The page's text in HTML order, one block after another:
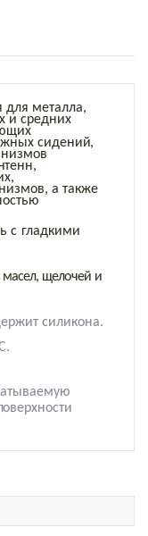
для металла,
х исредних
щих
жных сидений,
низмов
енн,
,
низмов, а также
остью
с гладкими
масел, щелочей и
ержит силикона.
.
атываемую
оверхности